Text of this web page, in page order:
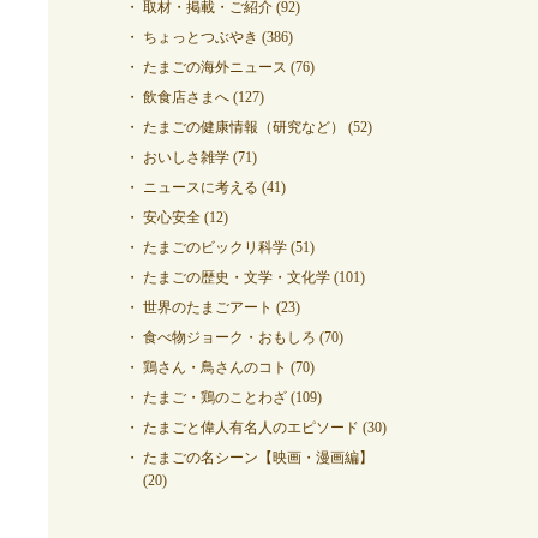
取材・掲載・ご紹介 (92)
ちょっとつぶやき (386)
たまごの海外ニュース (76)
飲食店さまへ (127)
たまごの健康情報（研究など）
(52)
おいしさ雑学 (71)
ニュースに考える (41)
安心安全 (12)
たまごのビックリ科学 (51)
たまごの歴史・文学・文化学 (101)
世界のたまごアート (23)
食べ物ジョーク・おもしろ (70)
鶏さん・鳥さんのコト (70)
たまご・鶏のことわざ (109)
たまごと偉人有名人のエピソード (30)
たまごの名シーン【映画・漫画編】
(20)